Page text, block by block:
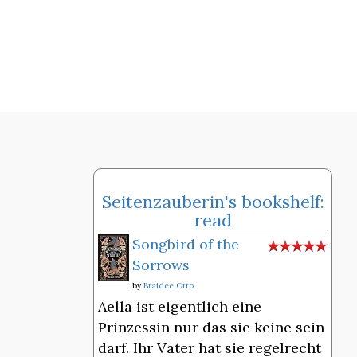
Seitenzauberin's bookshelf:
read
Songbird of the
Sorrows
by Braidee Otto
Aella ist eigentlich eine
Prinzessin nur das sie keine sein
darf. Ihr Vater hat sie regelrecht